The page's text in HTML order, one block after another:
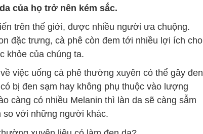
của họ trở nên kém sắc.
trên thế giới, được nhiều người ưa chuộng.
đặc trưng, cà phê còn đem tới nhiều lợi ích cho
khỏe của chúng ta.
việc uống cà phê thường xuyên có thể gây đen
bị đen sạm hay không phụ thuộc vào lượng
càng có nhiều Melanin thì làn da sẽ càng sẫm
so với những người khác.